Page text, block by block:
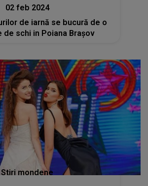
02 feb 2024
de iarnă se bucură de o
de schi in Poiana Brașov
Stiri mondene